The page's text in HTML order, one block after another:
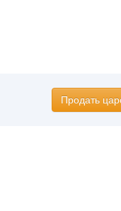
Продать